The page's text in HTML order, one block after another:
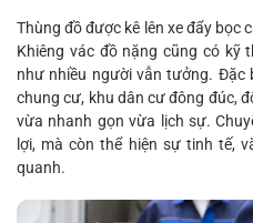
Thùng đồ được kê lên xe đẩy bọc
Khiêng vác đồ nặng cũng có kỹ
như nhiều người vẫn tưởng. Đặc
chung cư, khu dân cư đông đúc,
vừa nhanh gọn vừa lịch sự.
lợi, mà còn thể hiện sự tinh tế,
quanh.